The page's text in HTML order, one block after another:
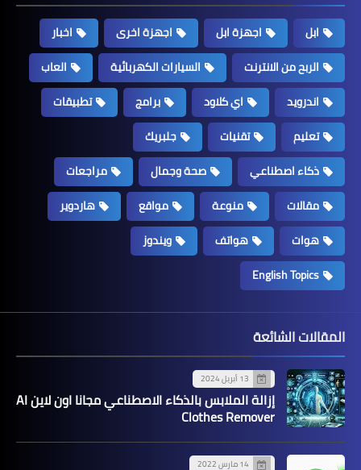
ابل اجهزة ابل اجهزة اخرى
اخبار
الربح من الانترنت
السيارات الكهربائية
العاب
اندرويد
اي كلاود برامج
تطبيقات
تعليم
تقنيات
جلبريك
ذكاء اصطناعي
صحة وجمال
مراجعات
مقالات
منوعة مواقع
هاردوير
هوات
هواتف
ويندوز
English Topics
المقالات الشائعة
13 أبريل 2024
إزالة الملابس بالذكاء الاصطناعي مجانا اون لاين AI
Clothes Remover
14 مارس 2022